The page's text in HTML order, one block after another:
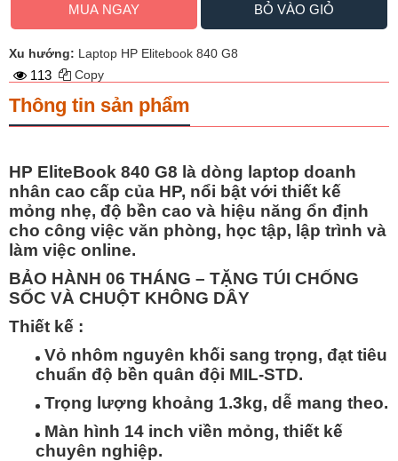
MUA NGAY BỎ VÀO GIỎ
Xu hướng: Laptop HP Elitebook 840 G8
113 Copy
Thông tin sản phẩm
HP EliteBook 840 G8 là dòng laptop doanh
nhân cao cấp của HP, nổi bật với thiết kế
mỏng nhẹ, độ bền cao và hiệu năng ổn định
cho công việc văn phòng, học tập, lập trình và
làm việc online.
BẢO HÀNH 06 THÁNG – TẶNG TÚI CHỐNG
SỐC VÀ CHUỘT KHÔNG DÂY
Thiết kế :
Vỏ nhôm nguyên khối sang trọng, đạt tiêu
chuẩn độ bền quân đội MIL-STD.
Trọng lượng khoảng 1.3kg, dễ mang theo.
Màn hình 14 inch viền mỏng, thiết kế
chuyên nghiệp.